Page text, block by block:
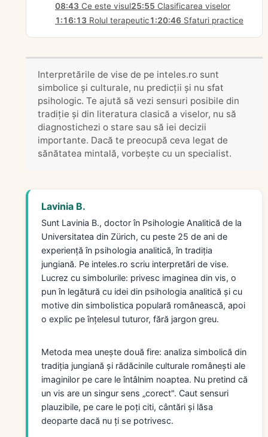
08:43 Ce este visul25:55 Clasificarea viselor
1:16:13 Rolul terapeutic1:20:46Sfaturi practice
Interpretările de vise de pe inteles.ro sunt
simbolice și culturale, nu predicții și nu sfat
psihologic. Te ajută să vezi sensuri posibile din
tradiție și din literatura clasică a viselor, nu să
diagnostichezi o stare sau să iei decizii
importante. Dacă te preocupă ceva legat de
sănătatea mintală, vorbește cu un specialist.
Lavinia B.
Sunt Lavinia B., doctor în Psihologie Analitică de la
Universitatea din Zürich, cu peste 25 de ani de
experiență în psihologia analitică, în tradiția
jungiană. Pe inteles.ro scriu interpretări de vise.
Lucrez cu simbolurile: privesc imaginea din vis, o
pun în legătură cu idei din psihologia analitică și cu
motive din simbolistica populară românească, apoi
o explic pe înțelesul tuturor, fără jargon greu.
Metoda mea unește două fire: analiza simbolică din
tradiția jungiană și rădăcinile culturale românești ale
imaginilor pe care le întâlnim noaptea. Nu pretind că
un vis are un singur sens „corect". Caut sensuri
plauzibile, pe care le poți citi, cântări și lăsa
deoparte dacă nu ți se potrivesc.